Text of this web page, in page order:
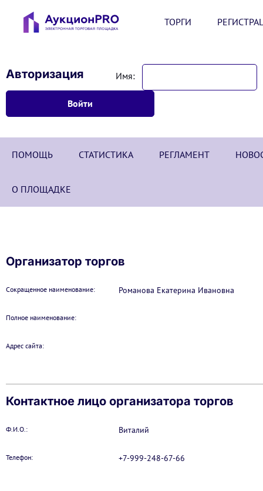
ТОРГИ
Авторизация Имя:
ПОМОЩЬ СТАТИСТИКА РЕГЛАМЕНТ
О ПЛОЩАДКЕ
Организатор торгов
Сокращенное наименование: Романова Екатерина Ивановна
Полное наименование:
Адрес сайта:
Контактное лицо организатора торгов
Ф.И.О.: Виталий
Телефон: +7-999-248-67-66